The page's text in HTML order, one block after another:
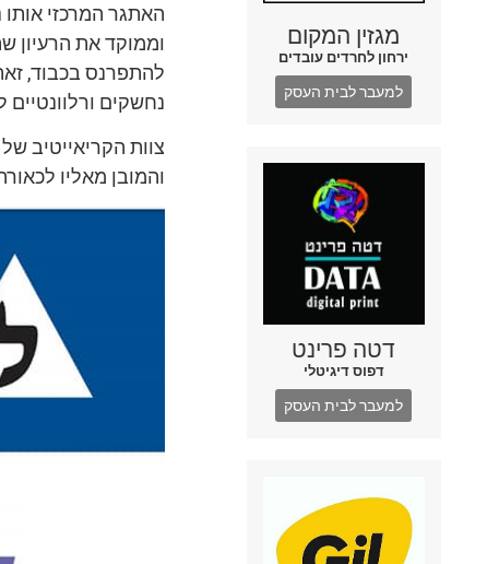
מגזין המקום
ירחון לחרדים עובדים
למעבר לבית העסק
דטה פרינט
דפוס דיגיטלי
למעבר לבית העסק
האתגר המרכזי
וממוקד את הרעיון
להתפרנס בכבוד,
נחשקים
צוות הקריאייטיב
והמובן מאליו